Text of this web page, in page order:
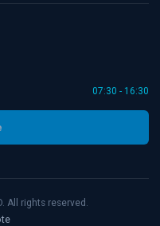
07:30 - 16:30
All rights reserved.